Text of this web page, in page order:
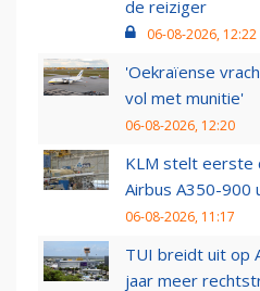
de reiziger
06-08-2026, 12:22
'Oekraïense
vol met munitie'
06-08-2026, 12:20
KLM stelt eerste
Airbus A350-900
06-08-2026, 11:17
TUI breidt uit op
jaar meer